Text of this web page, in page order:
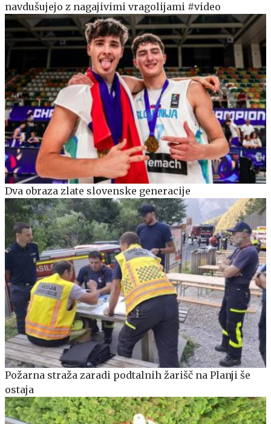
navdušujejo z nagajivimi vragolijami #video
Dva obraza zlate slovenske generacije
Požarna straža zaradi podtalnih žarišč na Planji še
ostaja